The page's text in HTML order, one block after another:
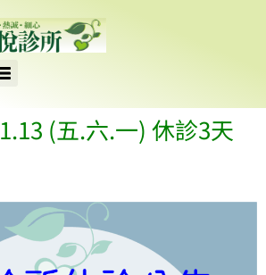
(五.六.一) 休診3天